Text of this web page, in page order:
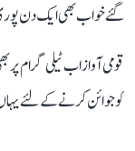
گئے خواب بھی ایک دن پوری
قومی آواز اب ٹیلی گرام
کو جوائن کرنے کے لئے